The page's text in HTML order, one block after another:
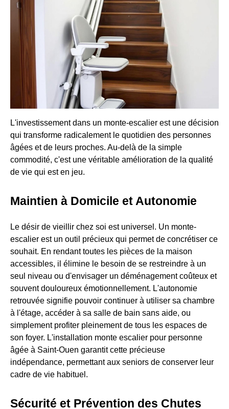
L'investissement dans un monte-escalier est une décision
qui transforme radicalement le quotidien des personnes
âgées et de leurs proches. Au-delà de la simple
commodité, c'est une véritable amélioration de la qualité
de vie qui est en jeu.
Maintien à Domicile et Autonomie
Le désir de vieillir chez soi est universel. Un monte-
escalier est un outil précieux qui permet de concrétiser ce
souhait. En rendant toutes les pièces de la maison
accessibles, il élimine le besoin de se restreindre à un
seul niveau ou d'envisager un déménagement coûteux et
souvent douloureux émotionnellement. L'autonomie
retrouvée signifie pouvoir continuer à utiliser sa chambre
à l'étage, accéder à sa salle de bain sans aide, ou
simplement profiter pleinement de tous les espaces de
son foyer. L'installation monte escalier pour personne
âgée à Saint-Ouen garantit cette précieuse
indépendance, permettant aux seniors de conserver leur
cadre de vie habituel.
Sécurité et Prévention des Chutes